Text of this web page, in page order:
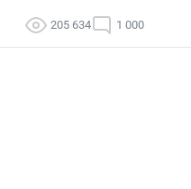
205 634 1 000